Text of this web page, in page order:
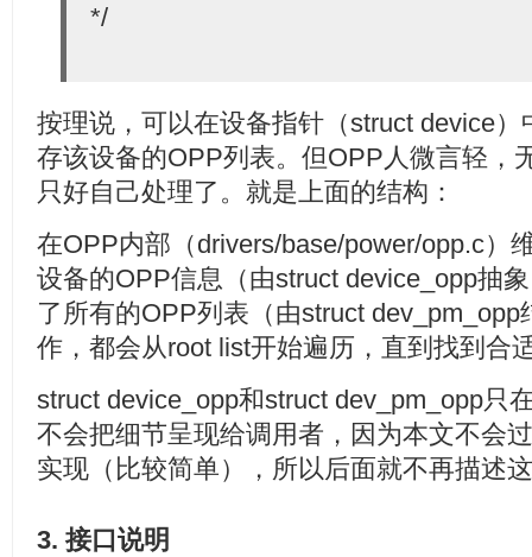
*/
按理说，可以在设备指针（struct device
存该设备的OPP列表。但OPP人微言轻，
只好自己处理了。就是上面的结构：
在OPP内部（drivers/base/power/opp.c）
设备的OPP信息（由struct device_opp抽
了所有的OPP列表（由struct
作，都会从root list开始遍历，直到找到合
struct device_opp和struct dev_pm_opp只
不会把细节呈现给调用者，因为本文不会
实现（比较简单），所以后面就不再描述
3. 接口说明